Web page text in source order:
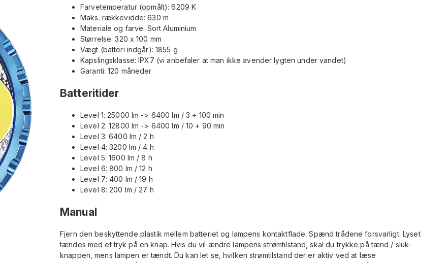
Farvetemperatur (opmålt): 6209 K
Maks. rækkevidde: 630 m
Materiale og farve: Sort Aluminium
Størrelse: 320 x 100 mm
Vægt (batteri indgår): 1855 g
Kapslingsklasse: IPX7 (vi anbefaler at man ikke avender lygten under vandet)
Garanti: 120 måneder
Batteritider
Level 1: 25000 lm -> 6400 lm / 3 + 100 min
Level 2: 12800 lm -> 6400 lm / 10 + 90 min
Level 3: 6400 lm / 2 h
Level 4: 3200 lm / 4 h
Level 5: 1600 lm / 8 h
Level 6: 800 lm / 12 h
Level 7: 400 lm / 19 h
Level 8: 200 lm / 27 h
Manual
Fjern den beskyttende plastik mellem batteriet og lampens kontaktflade. Spænd trådene forsvarligt. Lyset
tændes med et tryk på en knap. Hvis du vil ændre lampens strømtilstand, skal du trykke på tænd / sluk-
knappen, mens lampen er tændt. Du kan let se, hvilken strømtilstand der er aktiv ved at læse